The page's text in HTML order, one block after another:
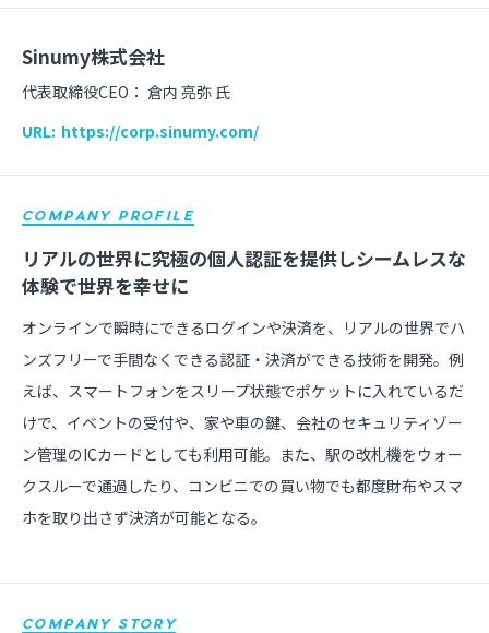
Sinumy株式会社
代表取締役CEO： 倉内 亮弥 氏
URL: https://corp.sinumy.com/
COMPANY PROFILE
リアルの世界に究極の個人認証を提供しシームレスな
体験で世界を幸せに
オンラインで瞬時にできるログインや決済を、リアルの世界でハ
ンズフリーで手間なくできる認証・決済ができる技術を開発。例
えば、スマートフォンをスリープ状態でポケットに入れているだ
けで、イベントの受付や、家や車の鍵、会社のセキュリティゾー
ン管理のICカードとしても利用可能。また、駅の改札機をウォー
クスルーで通過したり、コンビニでの買い物でも都度財布やスマ
ホを取り出さず決済が可能となる。
COMPANY STORY